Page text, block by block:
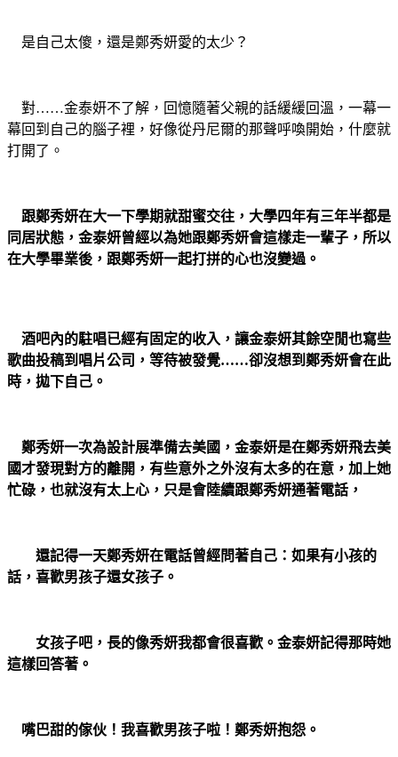
是自己太傻，還是鄭秀妍愛的太少？
對……金泰妍不了解，回憶隨著父親的話緩緩回溫，一幕一
幕回到自己的腦子裡，好像從丹尼爾的那聲呼喚開始，什麼就
打開了。
跟鄭秀妍在大一下學期就甜蜜交往，大學四年有三年半都是
同居狀態，金泰妍曾經以為她跟鄭秀妍會這樣走一輩子，所以
在大學畢業後，跟鄭秀妍一起打拼的心也沒變過。
酒吧內的駐唱已經有固定的收入，讓金泰妍其餘空閒也寫些
歌曲投稿到唱片公司，等待被發覺……卻沒想到鄭秀妍會在此
時，拋下自己。
鄭秀妍一次為設計展準備去美國，金泰妍是在鄭秀妍飛去美
國才發現對方的離開，有些意外之外沒有太多的在意，加上她
忙碌，也就沒有太上心，只是會陸續跟鄭秀妍通著電話，
還記得一天鄭秀妍在電話曾經問著自己：如果有小孩的
話，喜歡男孩子還女孩子。
女孩子吧，長的像秀妍我都會很喜歡。金泰妍記得那時她
這樣回答著。
嘴巴甜的傢伙！我喜歡男孩子啦！鄭秀妍抱怨。